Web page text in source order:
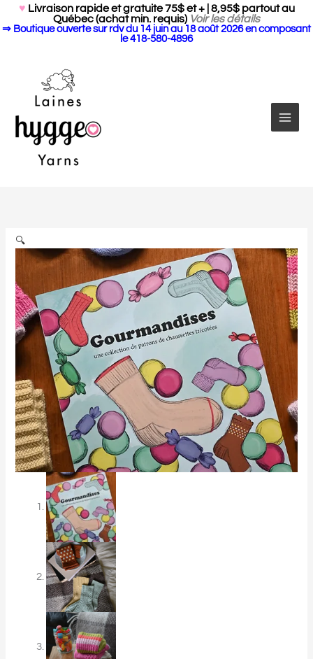
Search
for:
♥ Livraison rapide et gratuite 75$ et + | 8,95$ partout au
Québec (achat min. requis) Voir les détails
⇒ Boutique ouverte sur rdv du 14 juin au 18 août 2026 en composant
le 418-580-4896
🔍
par
Marie-
Christine
Lévesque